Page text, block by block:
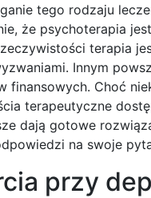
tego rodzaju
że psychoterapia
terapia
Innym
finansowych. Choć
terapeutyczne
dają gotowe
na swoje
przy